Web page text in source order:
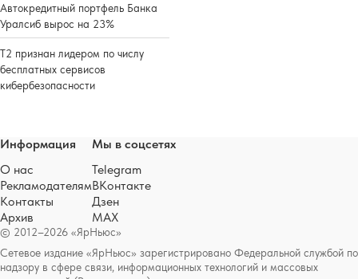
Автокредитный портфель Банка
Уралсиб вырос на 23%
Т2 признан лидером по числу
бесплатных сервисов
кибербезопасности
© 2012–2026 «ЯрНьюс»
Сетевое издание «ЯрНьюс» зарегистрировано Федеральной службой по
надзору в сфере связи, информационных технологий и массовых
Информация
О нас
Рекламодателям
Контакты
Архив
Мы в соцсетях
Telegram
ВКонтакте
Дзен
MAX